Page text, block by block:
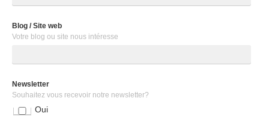
Blog / Site web
Votre blog ou site nous intéresse
Newsletter
Souhaitez vous recevoir notre newsletter?
Oui